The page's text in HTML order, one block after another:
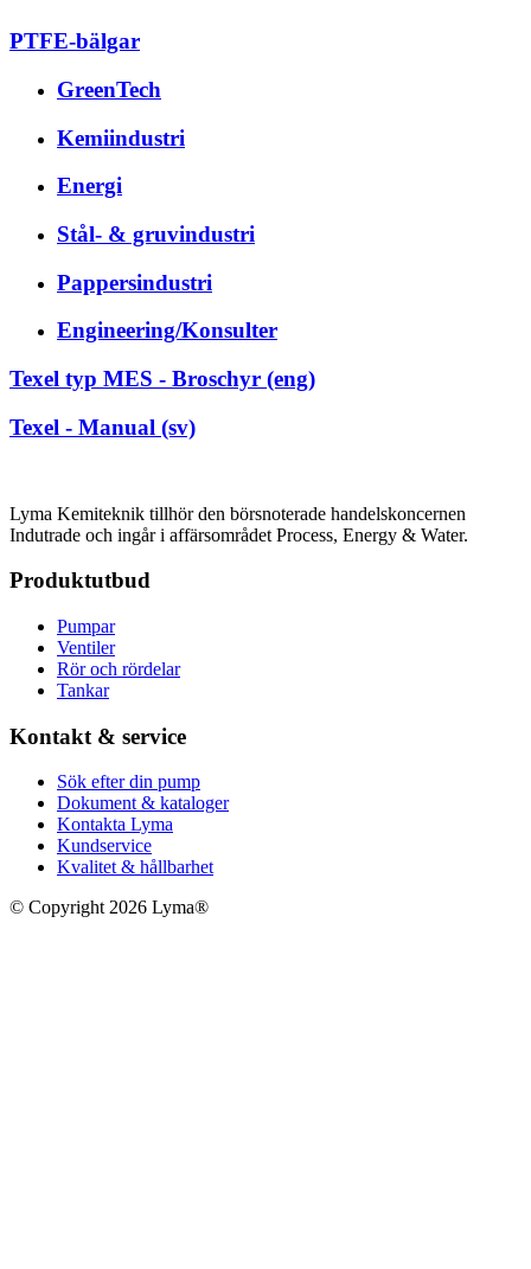
PTFE-bälgar
GreenTech
Kemiindustri
Energi
Stål- & gruvindustri
Pappersindustri
Engineering/Konsulter
Texel typ MES - Broschyr (eng)
Texel - Manual (sv)
Lyma Kemiteknik tillhör den börsnoterade handelskoncernen
Indutrade och ingår i affärsområdet Process, Energy & Water.
Produktutbud
Pumpar
Ventiler
Rör och rördelar
Tankar
Kontakt & service
Sök efter din pump
Dokument & kataloger
Kontakta Lyma
Kundservice
Kvalitet & hållbarhet
© Copyright 2026 Lyma®